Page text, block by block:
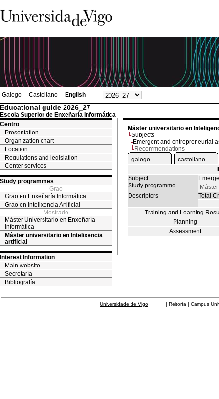
Galego Castellano English
Educational guide 2026_27
Escola Superior de Enxeñaría Informática
Centro
Presentation
Organization chart
Location
Regulations and legislation
Center services
Study programmes
Grao
Grao en Enxeñaría Informática
Grao en Intelixencia Artificial
Mestrado
Máster Universitario en Enxeñaría
Informática
Máster universitario en Intelixencia
artificial
Interest Information
Main website
Secretaría
Bibliografía
Máster universitario en
Subjects
Emergent and entrepreneurial
Recommendations
galego
castellano
Subject
Study programme
Descriptors
Total
Training and Learning
Planning
Assessment
Universidade de Vigo | Reitoría | Campus